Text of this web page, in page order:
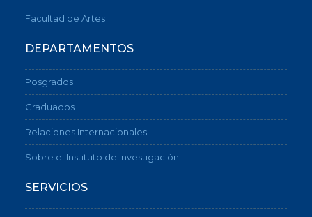
Facultad de Artes
DEPARTAMENTOS
Posgrados
Graduados
Relaciones Internacionales
Sobre el Instituto de Investigación
SERVICIOS